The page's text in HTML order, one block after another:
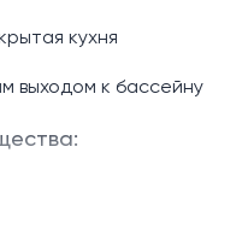
кухня
выходом к бассейну